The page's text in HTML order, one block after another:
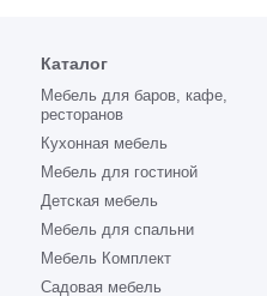
Каталог
Мебель для баров, кафе,
ресторанов
Кухонная мебель
Мебель для гостиной
Детская мебель
Мебель для спальни
Мебель Комплект
Садовая мебель